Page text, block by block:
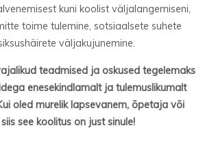
kuni koolist väljalangemiseni,
toime tulemine, sotsiaalsete suhete
väljakujunemine.
teadmised ja oskused tegelemaks
enesekindlamaltja tulemuslikumalt
oled murelik lapsevanem, õpetaja või
see koolitus on just sinule!